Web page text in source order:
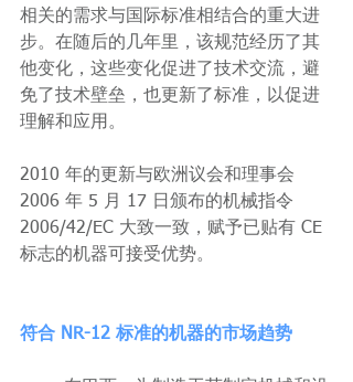
相关的需求与国际标准相结合的重大进
步。在随后的几年里，该规范经历了其
他变化，这些变化促进了技术交流，避
免了技术壁垒，也更新了标准，以促进
理解和应用。
2010 年的更新与欧洲议会和理事会
2006 年 5 月 17 日颁布的机械指令
2006/42/EC 大致一致，赋予已贴有 CE
标志的机器可接受优势。
符合 NR-12 标准的机器的市场趋势